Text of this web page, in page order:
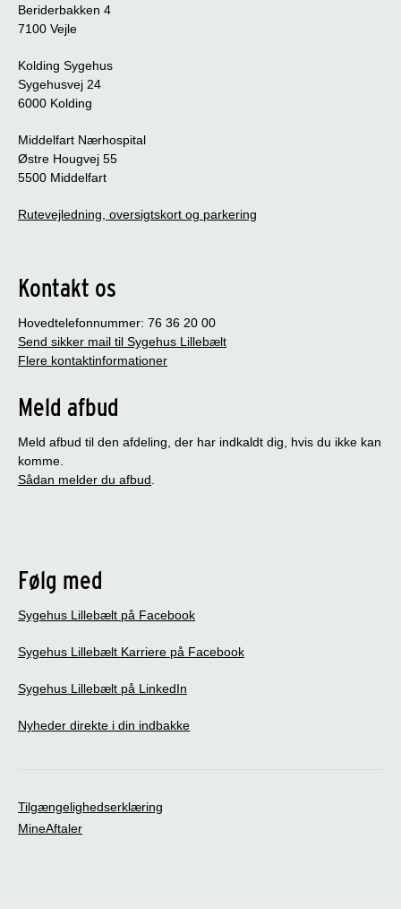
Beriderbakken 4
7100 Vejle
Kolding Sygehus
Sygehusvej 24
6000 Kolding
Middelfart Nærhospital
Østre Hougvej 55
5500 Middelfart
Rutevejledning, oversigtskort og parkering
Kontakt os
Hovedtelefonnummer: 76 36 20 00
Send sikker mail til Sygehus Lillebælt
Flere kontaktinformationer
Meld afbud
Meld afbud til den afdeling, der har indkaldt dig, hvis du ikke kan
komme.
Sådan melder du afbud.
Følg med
Sygehus Lillebælt på Facebook
Sygehus Lillebælt Karriere på Facebook
Sygehus Lillebælt på LinkedIn
Nyheder direkte i din indbakke
Tilgængelighedserklæring
MineAftaler